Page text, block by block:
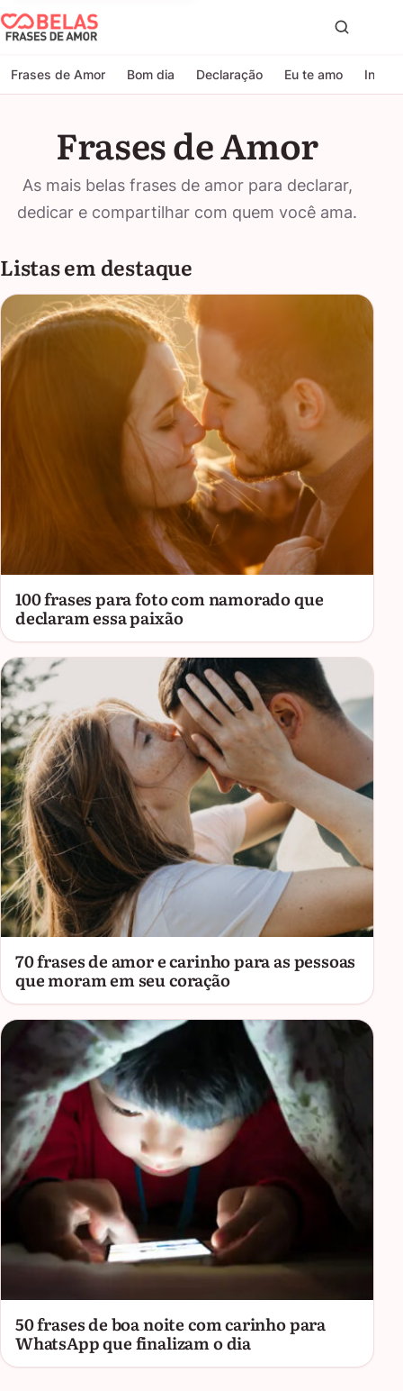
Belas Frases de Amor
Frases de Amor Bom dia Declaração Eu te amo
Frases de Amor
As mais belas frases de amor para declarar,
dedicar e compartilhar com quem você ama.
Listas em destaque
100 frases para foto com namorado que
declaram essa paixão
70 frases de amor e carinho para as pessoas
que moram em seu coração
50 frases de boa noite com carinho para
WhatsApp que finalizam o dia